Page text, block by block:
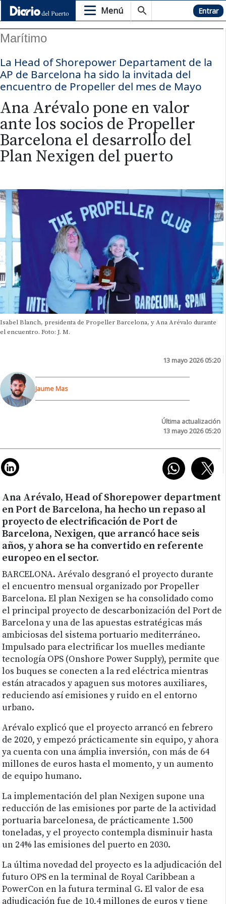
Menú Hemeroteca Entrar
Marítimo
La Head of Shorepower Departament de la
AP de Barcelona ha sido la invitada del
encuentro de Propeller del mes de Mayo
Ana Arévalo pone en valor
ante los socios de Propeller
Barcelona el desarrollo del
Plan Nexigen del puerto
Isabel Blanch, presidenta de Propeller Barcelona, y Ana Arévalo durante
el encuentro. Foto: J. M.
13 mayo 2026 05:20
Jaume Mas
Última actualización
13 mayo 2026 05:20
Ana Arévalo, Head of Shorepower department
en Port de Barcelona, ha hecho un repaso al
proyecto de electrificación de Port de
Barcelona, Nexigen, que arrancó hace seis
años, y ahora se ha convertido en referente
europeo en el sector.
BARCELONA. Arévalo desgranó el proyecto durante
el encuentro mensual organizado por Propeller
Barcelona. El plan Nexigen se ha consolidado como
el principal proyecto de descarbonización del Port de
Barcelona y una de las apuestas estratégicas más
ambiciosas del sistema portuario mediterráneo.
Impulsado para electrificar los muelles mediante
tecnología OPS (Onshore Power Supply), permite que
los buques se conecten a la red eléctrica mientras
están atracados y apaguen sus motores auxiliares,
reduciendo así emisiones y ruido en el entorno
urbano.
Arévalo explicó que el proyecto arrancó en febrero
de 2020, y empezó prácticamente sin equipo, y ahora
ya cuenta con una ámplia inversión, con más de 64
millones de euros hasta el momento, y un aumento
de equipo humano.
La implementación del plan Nexigen supone una
reducción de las emisiones por parte de la actividad
portuaria barcelonesa, de prácticamente 1.500
toneladas, y el proyecto contempla disminuir hasta
un 24% las emisiones del puerto en 2030.
La última novedad del proyecto es la adjudicación del
futuro OPS en la terminal de Royal Caribbean a
PowerCon en la futura terminal G. El valor de esa
adjudicación fue de 10,4 millones de euros y tiene